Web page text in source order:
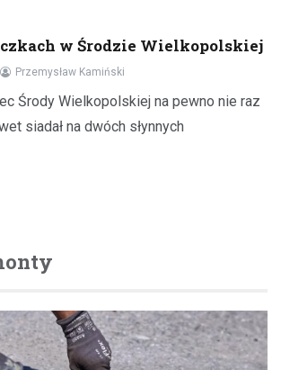
w Środzie Wielkopolskiej
Przemysław Kamiński
Środy Wielkopolskiej na pewno nie raz
siadał na dwóch słynnych